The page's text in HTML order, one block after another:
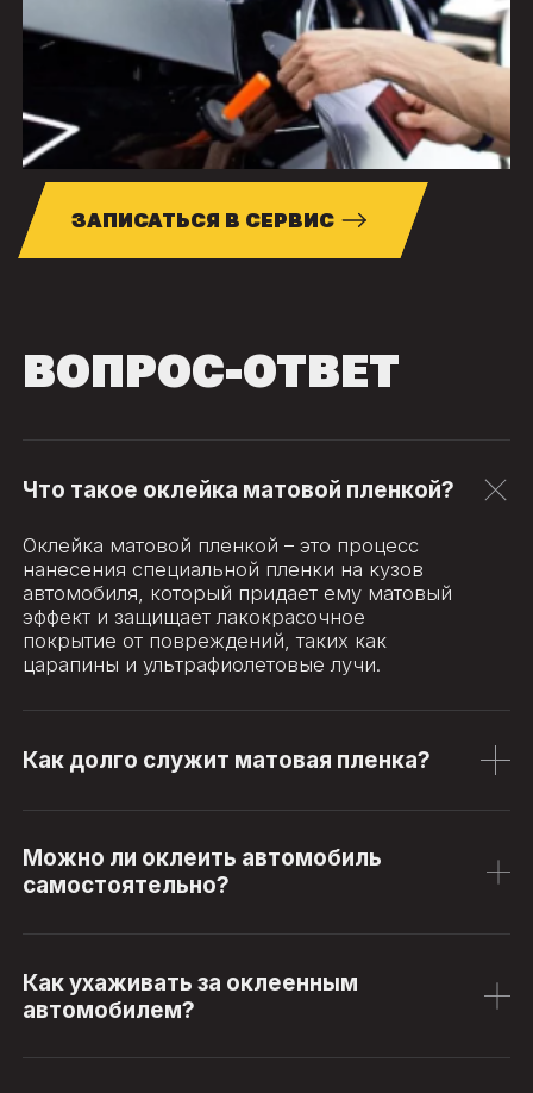
ЗАПИСАТЬСЯ В СЕРВИС
ВОПРОС-ОТВЕТ
Что такое оклейка матовой пленкой?
Оклейка матовой пленкой – это процесс
нанесения специальной пленки на кузов
автомобиля, который придает ему матовый
эффект и защищает лакокрасочное
покрытие от повреждений, таких как
царапины и ультрафиолетовые лучи.
Как долго служит матовая пленка?
Можно ли оклеить автомобиль
самостоятельно?
Как ухаживать за оклеенным
автомобилем?